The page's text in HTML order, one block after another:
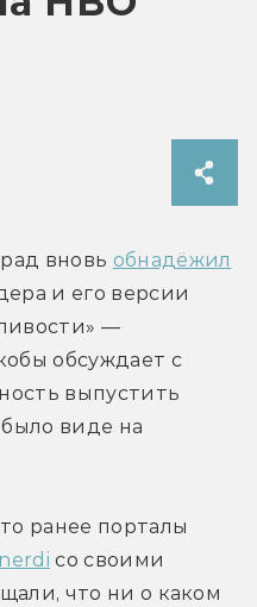
вновь обнадёжил
и его версии
—
обсуждает с
выпустить
виде на
со своими
что ни о каком